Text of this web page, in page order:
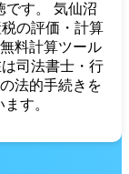
です。 気仙沼
の評価・計算
料計算ツール
司法書士・行
法的手続きを
す。